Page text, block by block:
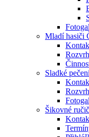
Mladí hasiči
Sladké
Šikovné